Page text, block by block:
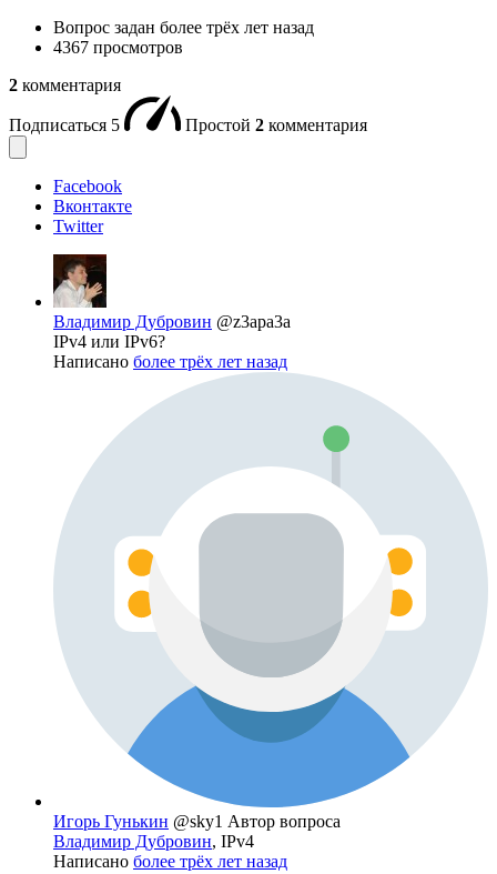
Вопрос задан более трёх лет назад
4367 просмотров
2 комментария
Подписаться 5 Простой 2 комментария
Facebook
Вконтакте
Twitter
Владимир Дубровин @z3apa3a
IPv4 или IPv6?
Написано более трёх лет назад
Игорь Гунькин @sky1 Автор вопроса
Владимир Дубровин, IPv4
Написано более трёх лет назад